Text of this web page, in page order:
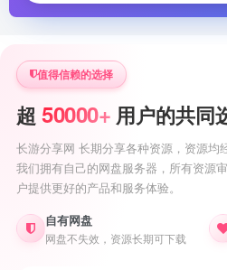
值得信赖的选择
超 50000+ 用户的共同
长游分享网 长期分享各种资源，资源均
我们拥有自己的网盘服务器，所有资源
户提供更好的产品和服务体验。
自有网盘
网盘不失效，资源长期可下载